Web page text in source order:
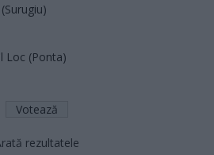
Loc (Ponta)
rezultatele